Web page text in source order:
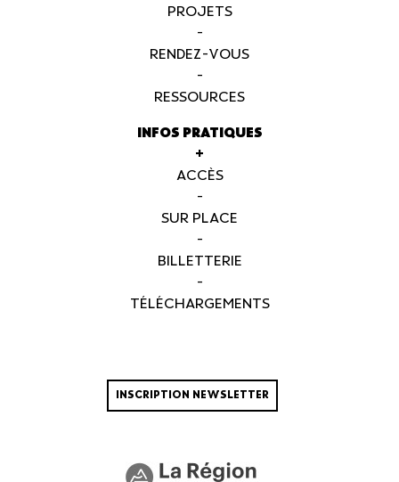
PROJETS
-
RENDEZ-VOUS
-
RESSOURCES
INFOS PRATIQUES
+
ACCÈS
-
SUR PLACE
-
BILLETTERIE
-
TÉLÉCHARGEMENTS
INSCRIPTION NEWSLETTER